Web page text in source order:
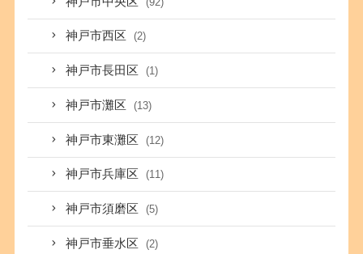
神戸市西区 (2)
神戸市長田区 (1)
神戸市灘区 (13)
神戸市東灘区 (12)
神戸市兵庫区 (11)
神戸市須磨区 (5)
神戸市垂水区 (2)